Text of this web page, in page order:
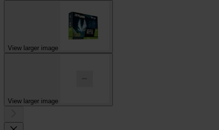
View larger image
View larger image